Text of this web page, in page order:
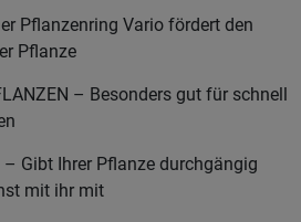
Pflanzenring Vario fördert den
Pflanze
– Besonders gut für schnell
– Gibt Ihrer Pflanze durchgängig
mit ihr mit